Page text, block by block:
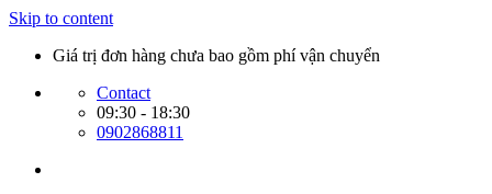
Skip to content
Giá trị đơn hàng chưa bao gồm phí vận chuyển
Contact
09:30 - 18:30
0902868811